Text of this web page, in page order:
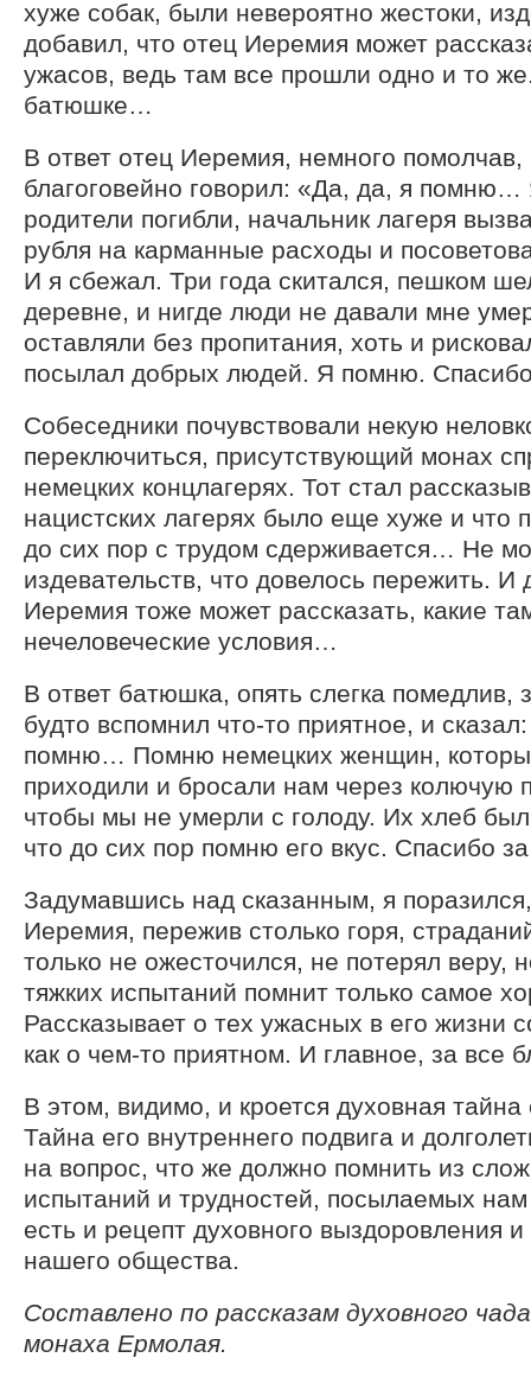
хуже собак, были невероятно жестоки,
добавил, что отец Иеремия может
ужасов, ведь там все прошли одно и то
батюшке…
В ответ отец Иеремия, немного помолчав,
благоговейно говорил: «Да, да, я
родители погибли, начальник лагеря
рубля на карманные расходы и
И я сбежал. Три года скитался, пешком
деревне, и нигде люди не давали мне
оставляли без пропитания, хоть и
посылал добрых людей. Я помню. Спасибо
Собеседники почувствовали некую
переключиться, присутствующий монах
немецких концлагерях. Тот стал
нацистских лагерях было еще хуже и что
до сих пор с трудом сдерживается… Не
издевательств, что довелось пережить. И
Иеремия тоже может рассказать, какие
нечеловеческие условия…
В ответ батюшка, опять слегка помедлив,
будто вспомнил что-то приятное, и
помню… Помню немецких женщин,
приходили и бросали нам через колючую
чтобы мы не умерли с голоду. Их хлеб
что до сих пор помню его вкус. Спасибо
Задумавшись над сказанным, я
Иеремия, пережив столько горя,
только не ожесточился, не потерял веру,
тяжких испытаний помнит только самое
Рассказывает о тех ужасных в его жизни
как о чем-то приятном. И главное, за все
В этом, видимо, и кроется духовная
Тайна его внутреннего подвига и
на вопрос, что же должно помнить из
испытаний и трудностей, посылаемых
есть и рецепт духовного выздоровления
нашего общества.
Составлено по рассказам духовного
монаха Ермолая.